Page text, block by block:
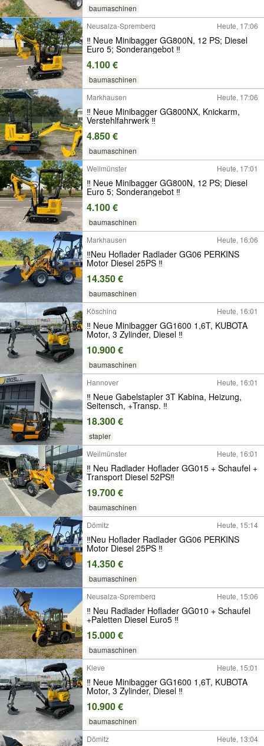
baumaschinen
Neusalza-Spremberg
Heute, 17:06
‼️ Neue Minibagger GG800N, 12 PS; Diesel
Euro 5; Sonderangebot ‼️
4.100 €
baumaschinen
Markhausen
Heute, 17:06
‼️ Neue Minibagger GG800NX, Knickarm,
Verstehlfahrwerk ‼️
4.850 €
baumaschinen
Weilmünster
Heute, 17:01
‼️ Neue Minibagger GG800N, 12 PS; Diesel
Euro 5; Sonderangebot ‼️
4.100 €
baumaschinen
Markhausen
Heute, 16:06
‼️Neu Hoflader Radlader GG06 PERKINS
Motor Diesel 25PS ‼️
14.350 €
baumaschinen
Kösching
Heute, 16:01
‼ Neue Minibagger GG1600 1,6T, KUBOTA
Motor, 3 Zylinder, Diesel ‼
10.900 €
baumaschinen
Hannover
Heute, 16:01
‼ Neue Gabelstapler 3T Kabina, Heizung,
Seitensch, +Transp. ‼
18.300 €
stapler
Weilmünster
Heute, 16:01
‼ Neu Radlader Hoflader GG015 + Schaufel +
Transport Diesel 52PS‼
19.700 €
baumaschinen
Dömitz
Heute, 15:14
‼️Neu Hoflader Radlader GG06 PERKINS
Motor Diesel 25PS ‼️
14.350 €
baumaschinen
Neusalza-Spremberg
Heute, 15:06
‼ Neu Radlader Hoflader GG010 + Schaufel
+Paletten Diesel Euro5 ‼
15.000 €
baumaschinen
Kleve
Heute, 15:01
‼ Neue Minibagger GG1600 1,6T, KUBOTA
Motor, 3 Zylinder, Diesel ‼
10.900 €
baumaschinen
Dömitz
Heute, 13:04